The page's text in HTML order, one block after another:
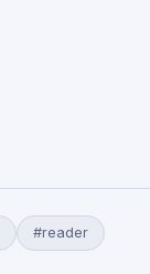
#reader